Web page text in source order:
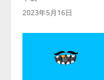
2023年5月16日